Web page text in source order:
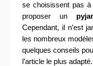
se choisissent pas
proposer un
Cependant, il n’est
les nombreux
quelques conseils
l’article le plus adapté.